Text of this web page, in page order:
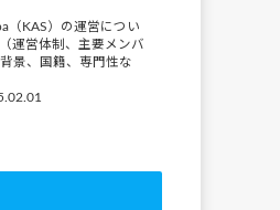
（KAS）の運営につい
運営体制、主要メンバ
景、国籍、専門性な